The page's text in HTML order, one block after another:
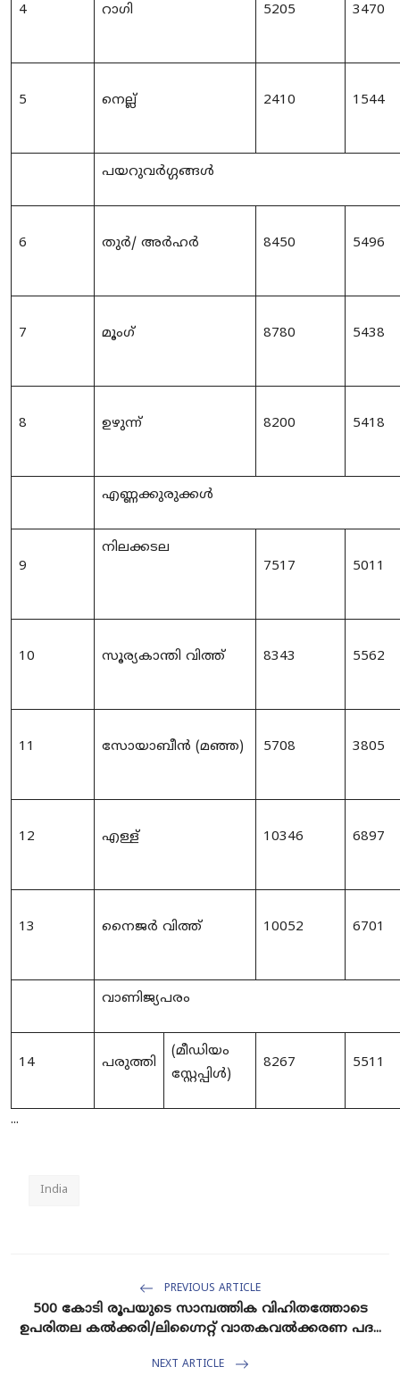
4 റാഗി 5205 3470
5 നെല്ല് 2410 1544
പയറുവർഗ്ഗങ്ങൾ
6 തുർ/ അർഹർ 8450 5496
7 മൂംഗ് 8780 5438
8 ഉഴുന്ന് 8200 5418
എണ്ണക്കുരുക്കൾ
9
നിലക്കടല
7517
5011
10 സൂര്യകാന്തി വിത്ത് 8343 5562
11 സോയാബീൻ (മഞ്ഞ) 5708 3805
12 എള്ള് 10346 6897
13 നൈജർ വിത്ത് 10052 6701
വാണിജ്യപര
14 പരുത്തി
(മീഡിയം
സ്റ്റേപ്പിൾ)
8267 5511
...
India
PREVIOUS ARTICLE
500 കോടി രൂപയുടെ സാമ്പത്തിക വിഹിതത്തോടെ
ഉപരിതല കൽക്കരി/ലിഗ്നൈറ്റ് വാതകവൽക്കരണ പദ...
NEXT ARTICLE